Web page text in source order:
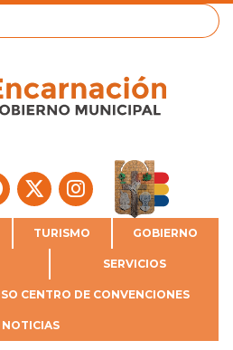
TURISMO GOBIERNO
SERVICIOS
CENTRO DE CONVENCIONES
NOTICIAS